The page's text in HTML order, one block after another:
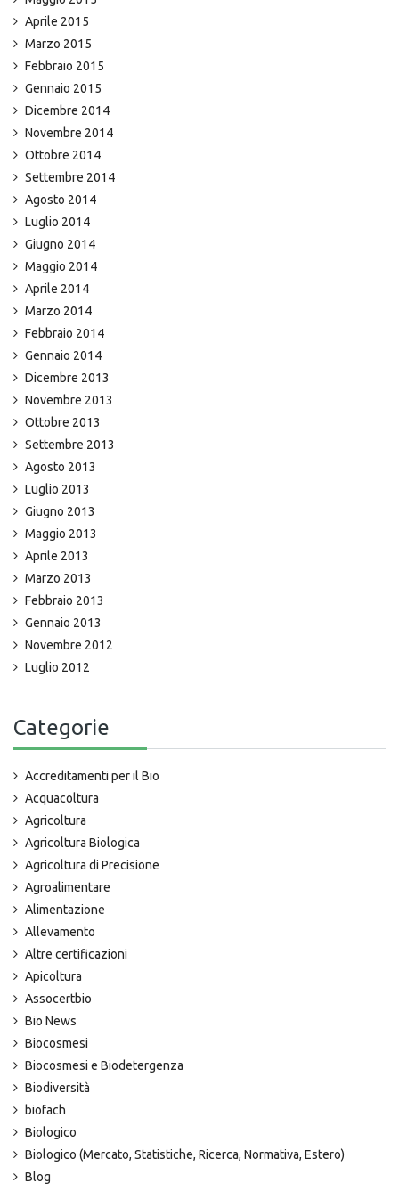
Aprile 2015
Marzo 2015
Febbraio 2015
Gennaio 2015
Dicembre 2014
Novembre 2014
Ottobre 2014
Settembre 2014
Agosto 2014
Luglio 2014
Giugno 2014
Maggio 2014
Aprile 2014
Marzo 2014
Febbraio 2014
Gennaio 2014
Dicembre 2013
Novembre 2013
Ottobre 2013
Settembre 2013
Agosto 2013
Luglio 2013
Giugno 2013
Maggio 2013
Aprile 2013
Marzo 2013
Febbraio 2013
Gennaio 2013
Novembre 2012
Luglio 2012
Categorie
Accreditamenti per il Bio
Acquacoltura
Agricoltura
Agricoltura Biologica
Agricoltura di Precisione
Agroalimentare
Alimentazione
Allevamento
Altre certificazioni
Apicoltura
Assocertbio
Bio News
Biocosmesi
Biocosmesi e Biodetergenza
Biodiversità
biofach
Biologico
Biologico (Mercato, Statistiche, Ricerca, Normativa, Estero)
Blog